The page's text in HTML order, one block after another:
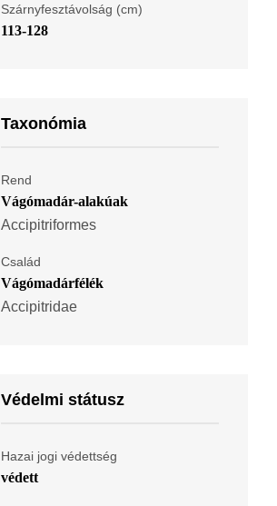
Szárnyfesztávolság (cm)
113-128
Taxonómia
Rend
Vágómadár-alakúak
Accipitriformes
Család
Vágómadárfélék
Accipitridae
Védelmi státusz
Hazai jogi védettség
védett